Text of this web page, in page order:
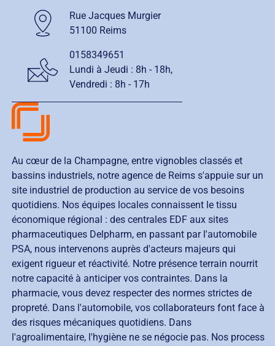
Rue Jacques Murgier
51100 Reims
0158349651
Lundi à Jeudi : 8h - 18h,
Vendredi : 8h - 17h
Au cœur de la Champagne, entre vignobles classés et
bassins industriels, notre agence de Reims s'appuie sur un
site industriel de production au service de vos besoins
quotidiens. Nos équipes locales connaissent le tissu
économique régional : des centrales EDF aux sites
pharmaceutiques Delpharm, en passant par l'automobile
PSA, nous intervenons auprès d'acteurs majeurs qui
exigent rigueur et réactivité. Notre présence terrain nourrit
notre capacité à anticiper vos contraintes. Dans la
pharmacie, vous devez respecter des normes strictes de
propreté. Dans l'automobile, vos collaborateurs font face à
des risques mécaniques quotidiens. Dans
l'agroalimentaire, l'hygiène ne se négocie pas. Nos process